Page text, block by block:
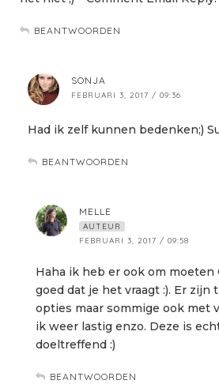
BEANTWOORDEN
SONJA
FEBRUARI 3, 2017 / 09:36
Had ik zelf kunnen bedenken;)
BEANTWOORDEN
MELLE
AUTEUR
FEBRUARI 3, 2017 / 09:58
Haha ik heb er ook om moeten
goed dat je het vraagt :). Er zijn
opties maar sommige ook met
ik weer lastig enzo. Deze is
doeltreffend :)
BEANTWOORDEN